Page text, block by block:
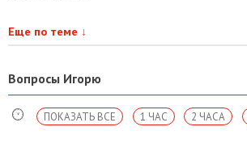
Еще по теме ↓
Вопросы Игорю
2 ЧАСА
1 ЧАС
ПОКАЗАТЬ ВСЕ